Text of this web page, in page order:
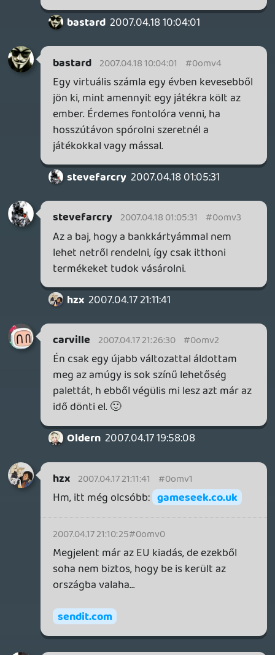
hzx 2007.04.17 21:11:41
carville 2007.04.17 21:26:30 #0omv2
Én csak egy újabb változattal áldottam
palettát, h ebből végülis mi lesz azt már az
idő dönti el. 🙂
hzx 2007.04.17 21:11:41 #0omv1
Hm, itt még olcsóbb: gameseek.co.uk
Megjelent már az EU kiadás, de ezekből
soha nem biztos, hogy be is került az
országba valaha...
sendit.com
liquid 2007.04.17 20:36:56 #0omuz
még sehol nem láttam...
stevefarcry
2007.04.17 20:26:25
stevefarcry 2007.04.17 20:26:25 #0omuy
Akkor senki sem akar válaszolni nekem,
hogy itthon lehet már kapni a puzzle
quest-t psp-re??
Microsoft szerint viszont marad a Core IS.
No? : )
carville
2007.04.17 19:21:00
carville 2007.04.17 19:21:00 #0omuw
Feka színből lesz 100k, a többi Elite
ugyanúgy fehér lesz, de lesz. Ezzel együtt
megszüntetik a Core pakkot (amíg el nem
fogy a készlet), a Premium árát pedig
Én ezeket hallottam.
hzx 2007.04.17 17:32:06